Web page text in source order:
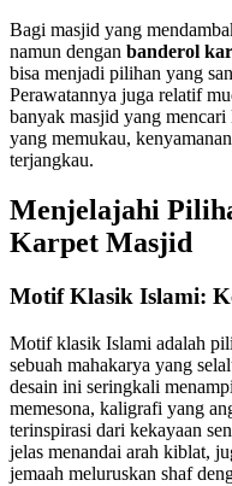
Bagi masjid yang
namun dengan banderol
bisa menjadi pilihan yang
Perawatannya juga relatif
banyak masjid yang mencari
yang memukau,
terjangkau.
Menjelajahi
Karpet Masjid
Motif Klasik Islami:
Motif klasik Islami adalah
sebuah mahakarya yang
desain ini seringkali
memesona, kaligrafi yang
terinspirasi dari kekayaan
jelas menandai arah kiblat,
jemaah meluruskan shaf